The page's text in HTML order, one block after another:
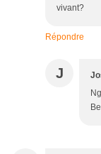
vivant?
Répondre
J